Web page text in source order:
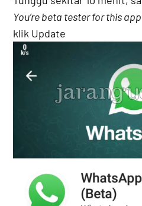
You’re beta tester for this
klik Update